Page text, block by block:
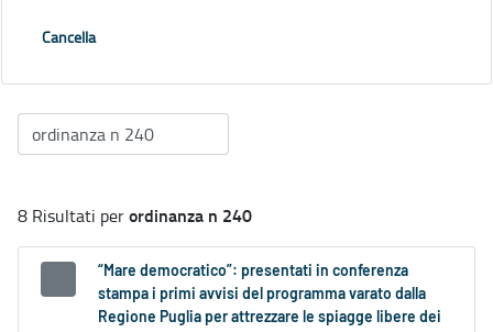
Cancella
8 Risultati perordinanza n 240
“Mare democratico”: presentati in conferenza
stampa i primi avvisi del programma varato dalla
Regione Puglia per attrezzare le spiagge libere dei